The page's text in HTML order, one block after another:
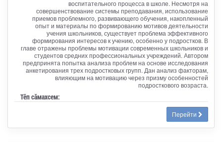
воспитательного процесса в школе. Несмотря на
совершенствование системы преподавания, использование
приемов проблемного, развивающего обучения, накопленный
опыт и материалы по формированию мотивов деятельности
учения школьников, существует проблема эффективного
формирования интересов к учению, особенно у подростков. В
главе отражены проблемы мотивации современных школьников и
студентов средних профессиональных учреждений. Автором
предпринята попытка анализа проблем на основе исследования
анкетирования трех подростковых групп. Дан анализ факторам,
влияющим на мотивацию через призму особенностей
подросткового возраста.
Тӗп сӑмахсем:
Перейти